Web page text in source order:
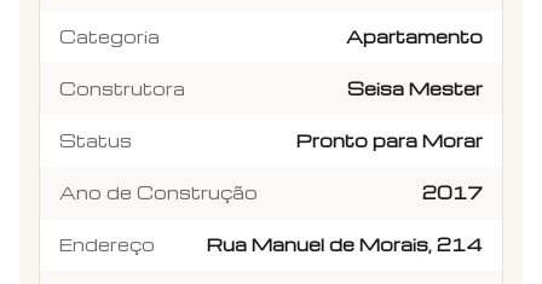
Categoria Apartamento
Construtora Seisa Mester
Status Pronto para Morar
Ano de Construção 2017
Endereço Rua Manuel de Morais, 214